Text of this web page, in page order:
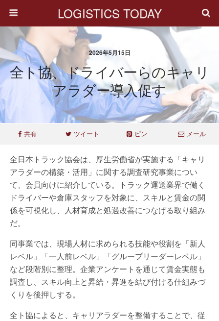
LOGISTICS TODAY
2026年5月15日
全ト協、ドライバーらのキャリ
アラダー導入促す
共有 ツイート ピン メール
全日本トラック協会は、厚生労働省が実施する「キャリ
アラダーの構築・活用」に関する調査研究事業につい
て、会員向けに紹介している。トラック運送業界で働く
ドライバーや倉庫スタッフを対象に、スキルと賃金の関
係を可視化し、人材育成と処遇改善につなげる取り組み
だ。
同事業では、現場人材に求められる技能や役割を「新人
レベル」「一人前レベル」「グループリーダーレベル」
など段階別に整理。企業アンケートを通じて賃金実態も
調査し、スキル向上と昇給・昇進を結び付ける仕組みづ
くりを後押しする。
全ト協によると、キャリアラダーを整備することで、従